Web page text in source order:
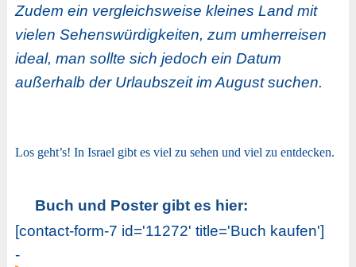
Zudem ein vergleichsweise kleines Land mit
vielen Sehenswürdigkeiten, zum umherreisen
ideal, man sollte sich jedoch ein Datum
außerhalb der Urlaubszeit im August suchen.
Los geht’s! In Israel gibt es viel zu sehen und viel zu entdecken.
Buch und Poster gibt es hier:
[contact-form-7 id='11272' title='Buch kaufen']
-